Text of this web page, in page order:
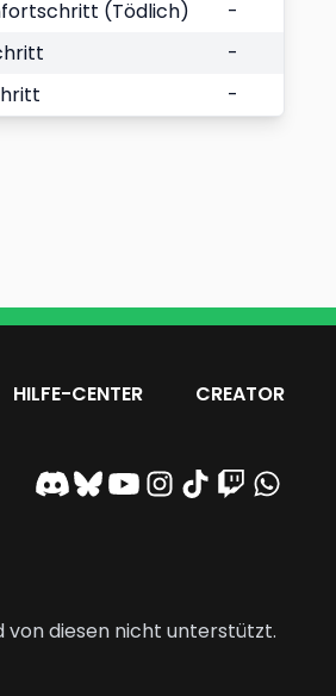
(Tödlich)
-
-
-
HILFE-CENTER CREATOR
von diesen nicht unterstützt.